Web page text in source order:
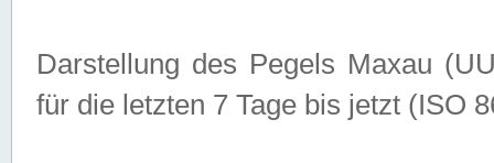
Darstellung des Pegels Maxau
für die letzten 7 Tage bis jetzt (ISO